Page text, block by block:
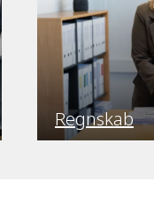
Regnskab